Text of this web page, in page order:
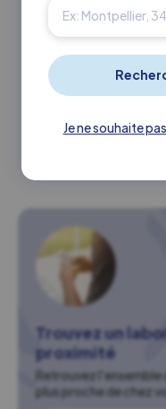
Je ne souhaite
SAS
SIRET
494 215 122 00149
Montant du capital
Trouvez un
proximité
Retrouvez l'ensemble
plus proche de chez